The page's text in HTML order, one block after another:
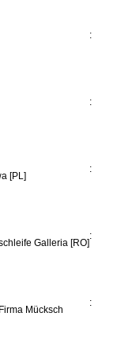
:
:
[PL]
:
Galleria [RO]
:
Mücksch
: